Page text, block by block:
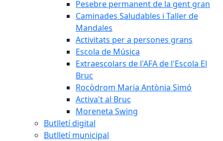
Pesebre permanent de la gent gran
Caminades Saludables i Taller de
Mandales
Activitats per a persones grans
Escola de Música
Extraescolars de l'AFA de l'Escola El
Bruc
Rocòdrom Maria Antònia Simó
Activa't al Bruc
Moreneta Swing
Butlletí digital
Butlletí municipal